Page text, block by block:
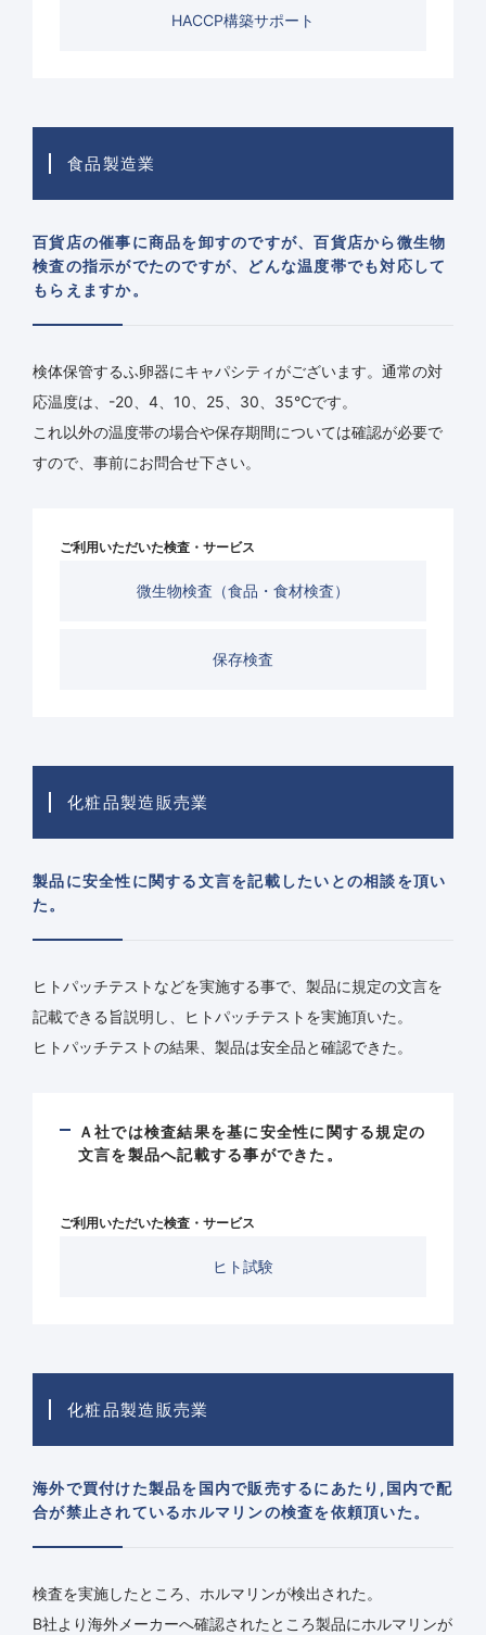
HACCP構築サポート
食品製造業
百貨店の催事に商品を卸すのですが、百貨店から微生物
検査の指示がでたのですが、どんな温度帯でも対応して
もらえますか。
検体保管するふ卵器にキャパシティがございます。通常の対
応温度は、-20、4、10、25、30、35℃です。
これ以外の温度帯の場合や保存期間については確認が必要で
すので、事前にお問合せ下さい。
ご利用いただいた検査・サービス
微生物検査（食品・食材検査）
保存検査
化粧品製造販売業
製品に安全性に関する文言を記載したいとの相談を頂い
た。
ヒトパッチテストなどを実施する事で、製品に規定の文言を
記載できる旨説明し、ヒトパッチテストを実施頂いた。
ヒトパッチテストの結果、製品は安全品と確認できた。
Ａ社では検査結果を基に安全性に関する規定の
文言を製品へ記載する事ができた。
ご利用いただいた検査・サービス
ヒト試験
化粧品製造販売業
海外で買付けた製品を国内で販売するにあたり,国内で配
合が禁止されているホルマリンの検査を依頼頂いた。
検査を実施したところ、ホルマリンが検出された。
B社より海外メーカーへ確認されたところ製品にホルマリンが